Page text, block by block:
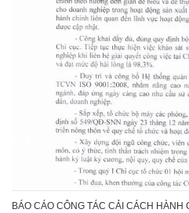
BÁO CÁO CÔNG TÁC CẢI CÁCH HÀNH